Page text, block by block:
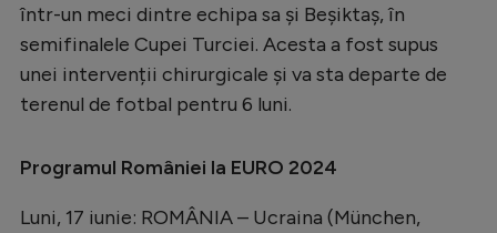
într-un meci dintre echipa sa și Beșiktaș, în
semifinalele Cupei Turciei. Acesta a fost supus
unei intervenții chirurgicale și va sta departe de
terenul de fotbal pentru 6 luni.
Programul României la EURO 2024
Luni, 17 iunie: ROMÂNIA – Ucraina (München,